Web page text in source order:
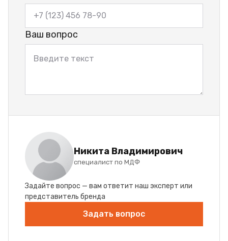
Ваш вопрос
Никита Владимирович
специалист по МДФ
Задайте вопрос — вам ответит наш эксперт или
представитель бренда
Задать вопрос